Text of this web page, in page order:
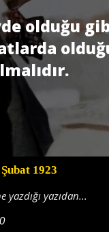
olduğu
1923
yazıdan...